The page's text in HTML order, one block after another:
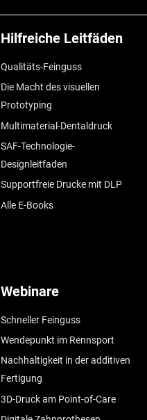
Hilfreiche Leitfäden
Qualitäts-Feinguss
Die Macht des visuellen
Prototyping
Multimaterial-Dentaldruck
SAF-Technologie-
Designleitfaden
Supportfreie Drucke mit DLP
Alle E-Books
Webinare
Schneller Feinguss
Wendepunkt im Rennsport
Nachhaltigkeit in der additiven
Fertigung
3D-Druck am Point-of-Care